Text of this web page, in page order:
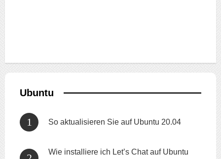
Ubuntu
So aktualisieren Sie auf Ubuntu 20.04
Wie installiere ich Let’s Chat auf Ubuntu